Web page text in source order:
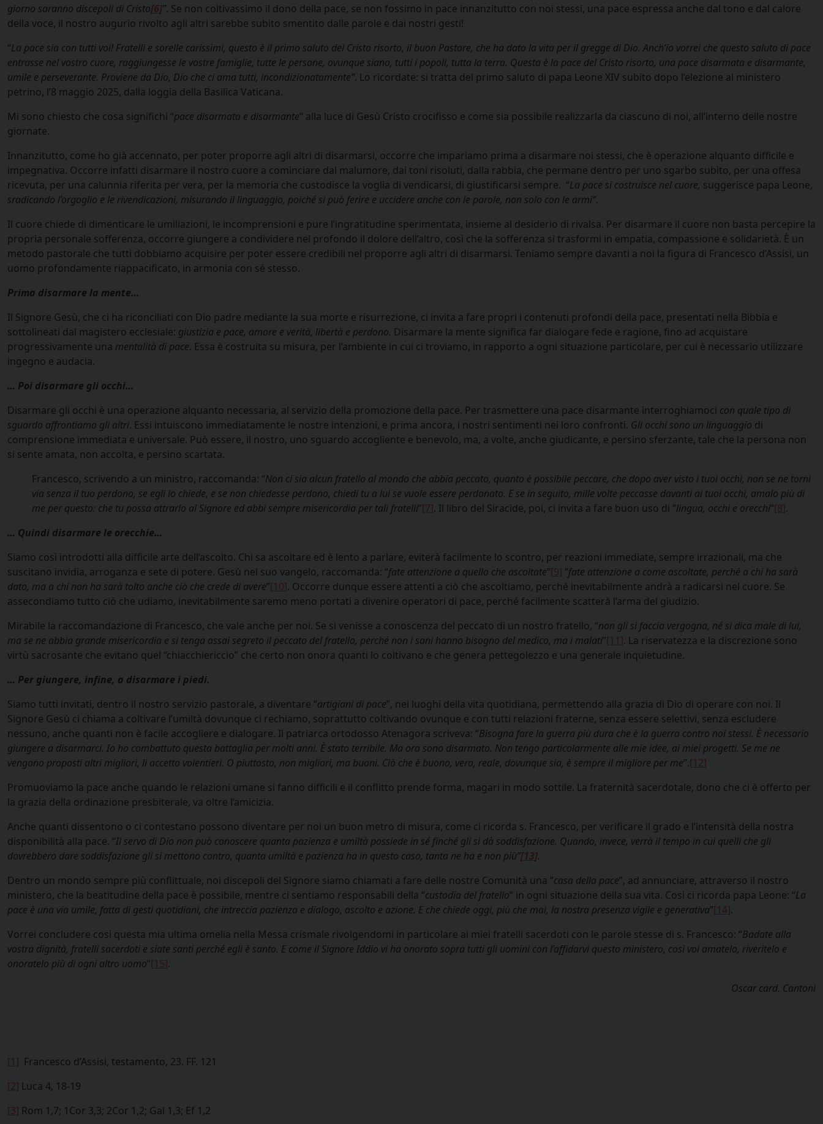
giorno saranno discepoli di Cristo[6]”. Se non coltivassimo il dono della pace, se non fossimo in pace innanzitutto con noi stessi, una pace espressa anche dal tono e dal calore
della voce, il nostro augurio rivolto agli altri sarebbe subito smentito dalle parole e dai nostri gesti!
“La pace sia con tutti voi! Fratelli e sorelle carissimi, questo è il primo saluto del Cristo risorto, il buon Pastore, che ha dato la vita per il gregge di Dio. Anch’io vorrei che questo saluto di pace
entrasse nel vostro cuore, raggiungesse le vostre famiglie, tutte le persone, ovunque siano, tutti i popoli, tutta la terra. Questa è la pace del Cristo risorto, una pace disarmata e disarmante,
umile e perseverante. Proviene da Dio, Dio che ci ama tutti, incondizionatamente”. Lo ricordate: si tratta del primo saluto di papa Leone XIV subito dopo l’elezione al ministero
petrino, l’8 maggio 2025, dalla loggia della Basilica Vaticana.
Mi sono chiesto che cosa significhi “pace disarmata e disarmante” alla luce di Gesù Cristo crocifisso e come sia possibile realizzarla da ciascuno di noi, all’interno delle nostre
giornate.
Innanzitutto, come ho già accennato, per poter proporre agli altri di disarmarsi, occorre che impariamo prima a disarmare noi stessi, che è operazione alquanto difficile e
impegnativa. Occorre infatti disarmare il nostro cuore a cominciare dal malumore, dai toni risoluti, dalla rabbia, che permane dentro per uno sgarbo subìto, per una offesa
ricevuta, per una calunnia riferita per vera, per la memoria che custodisce la voglia di vendicarsi, di giustificarsi sempre. “La pace si costruisce nel cuore, suggerisce papa Leone,
sradicando l’orgoglio e le rivendicazioni, misurando il linguaggio, poiché si può ferire e uccidere anche con le parole, non solo con le armi”.
Il cuore chiede di dimenticare le umiliazioni, le incomprensioni e pure l’ingratitudine sperimentata, insieme al desiderio di rivalsa. Per disarmare il cuore non basta percepire la
propria personale sofferenza, occorre giungere a condividere nel profondo il dolore dell’altro, così che la sofferenza si trasformi in empatia, compassione e solidarietà. È un
metodo pastorale che tutti dobbiamo acquisire per poter essere credibili nel proporre agli altri di disarmarsi. Teniamo sempre davanti a noi la figura di Francesco d’Assisi, un
uomo profondamente riappacificato, in armonia con sé stesso.
Prima disarmare la mente…
Il Signore Gesù, che ci ha riconciliati con Dio padre mediante la sua morte e risurrezione, ci invita a fare propri i contenuti profondi della pace, presentati nella Bibbia e
sottolineati dal magistero ecclesiale: giustizia e pace, amore e verità, libertà e perdono. Disarmare la mente significa far dialogare fede e ragione, fino ad acquistare
progressivamente una mentalità di pace. Essa è costruita su misura, per l’ambiente in cui ci troviamo, in rapporto a ogni situazione particolare, per cui è necessario utilizzare
ingegno e audacia.
… Poi disarmare gli occhi…
Disarmare gli occhi è una operazione alquanto necessaria, al servizio della promozione della pace. Per trasmettere una pace disarmante interroghiamoci con quale tipo di
sguardo affrontiamo gli altri. Essi intuiscono immediatamente le nostre intenzioni, e prima ancora, i nostri sentimenti nei loro confronti. Gli occhi sono un linguaggio di
comprensione immediata e universale. Può essere, il nostro, uno sguardo accogliente e benevolo, ma, a volte, anche giudicante, e persino sferzante, tale che la persona non
si sente amata, non accolta, e persino scartata.
Francesco, scrivendo a un ministro, raccomanda: “Non ci sia alcun fratello al mondo che abbia peccato, quanto è possibile peccare, che dopo aver visto i tuoi occhi, non se ne torni
via senza il tuo perdono, se egli lo chiede, e se non chiedesse perdono, chiedi tu a lui se vuole essere perdonato. E se in seguito, mille volte peccasse davanti ai tuoi occhi, amalo più di
me per questo: che tu possa attrarlo al Signore ed abbi sempre misericordia per tali fratelli”[7]. Il libro del Siracide, poi, ci invita a fare buon uso di “lingua, occhi e orecchi”[8].
… Quindi disarmare le orecchie…
Siamo così introdotti alla difficile arte dell’ascolto. Chi sa ascoltare ed è lento a parlare, eviterà facilmente lo scontro, per reazioni immediate, sempre irrazionali, ma che
suscitano invidia, arroganza e sete di potere. Gesù nel suo vangelo, raccomanda: “fate attenzione a quello che ascoltate”[9] “fate attenzione a come ascoltate, perché a chi ha sarà
dato, ma a chi non ha sarà tolto anche ciò che crede di avere”[10]. Occorre dunque essere attenti a ciò che ascoltiamo, perché inevitabilmente andrà a radicarsi nel cuore. Se
assecondiamo tutto ciò che udiamo, inevitabilmente saremo meno portati a divenire operatori di pace, perché facilmente scatterà l’arma del giudizio.
Mirabile la raccomandazione di Francesco, che vale anche per noi. Se si venisse a conoscenza del peccato di un nostro fratello, “non gli si faccia vergogna, né si dica male di lui,
ma se ne abbia grande misericordia e si tenga assai segreto il peccato del fratello, perché non i sani hanno bisogno del medico, ma i malati”[11]. La riservatezza e la discrezione sono
virtù sacrosante che evitano quel “chiacchiericcio” che certo non onora quanti lo coltivano e che genera pettegolezzo e una generale inquietudine.
… Per giungere, infine, a disarmare i piedi.
Siamo tutti invitati, dentro il nostro servizio pastorale, a diventare “artigiani di pace”, nei luoghi della vita quotidiana, permettendo alla grazia di Dio di operare con noi. Il
Signore Gesù ci chiama a coltivare l’umiltà dovunque ci rechiamo, soprattutto coltivando ovunque e con tutti relazioni fraterne, senza essere selettivi, senza escludere
nessuno, anche quanti non è facile accogliere e dialogare. Il patriarca ortodosso Atenagora scriveva: “Bisogna fare la guerra più dura che è la guerra contro noi stessi. È necessario
giungere a disarmarci. Io ho combattuto questa battaglia per molti anni. È stato terribile. Ma ora sono disarmato. Non tengo particolarmente alle mie idee, ai miei progetti. Se me ne
vengono proposti altri migliori, li accetto volentieri. O piuttosto, non migliori, ma buoni. Ciò che è buono, vero, reale, dovunque sia, è sempre il migliore per me”.[12]
Promuoviamo la pace anche quando le relazioni umane si fanno difficili e il conflitto prende forma, magari in modo sottile. La fraternità sacerdotale, dono che ci è offerto per
la grazia della ordinazione presbiterale, va oltre l’amicizia.
Anche quanti dissentono o ci contestano possono diventare per noi un buon metro di misura, come ci ricorda s. Francesco, per verificare il grado e l’intensità della nostra
disponibilità alla pace. “Il servo di Dio non può conoscere quanta pazienza e umiltà possiede in sé finché gli si dà soddisfazione. Quando, invece, verrà il tempo in cui quelli che gli
dovrebbero dare soddisfazione gli si mettono contro, quanta umiltà e pazienza ha in questo caso, tanta ne ha e non più”[13].
Dentro un mondo sempre più conflittuale, noi discepoli del Signore siamo chiamati a fare delle nostre Comunità una “casa della pace”, ad annunciare, attraverso il nostro
ministero, che la beatitudine della pace è possibile, mentre ci sentiamo responsabili della “custodia del fratello” in ogni situazione della sua vita. Così ci ricorda papa Leone: “La
pace è una via umile, fatta di gesti quotidiani, che intreccia pazienza e dialogo, ascolto e azione. E che chiede oggi, più che mai, la nostra presenza vigile e generativa”[14].
Vorrei concludere così questa mia ultima omelia nella Messa crismale rivolgendomi in particolare ai miei fratelli sacerdoti con le parole stesse di s. Francesco: “Badate alla
vostra dignità, fratelli sacerdoti e siate santi perché egli è santo. E come il Signore Iddio vi ha onorato sopra tutti gli uomini con l’affidarvi questo ministero, così voi amatelo, riveritelo e
onoratelo più di ogni altro uomo”[15].
Oscar card. Cantoni
[1] Francesco d’Assisi, testamento, 23. FF. 121
[2] Luca 4, 18-19
[3] Rom 1,7; 1Cor 3,3; 2Cor 1,2; Gal 1,3; Ef 1,2